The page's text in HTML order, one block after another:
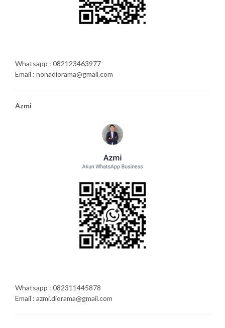
Whatsapp : 082123463977
Email : nonadiorama@gmail.com
Azmi
Whatsapp : 082311445878
Email : azmi.diorama@gmail.com